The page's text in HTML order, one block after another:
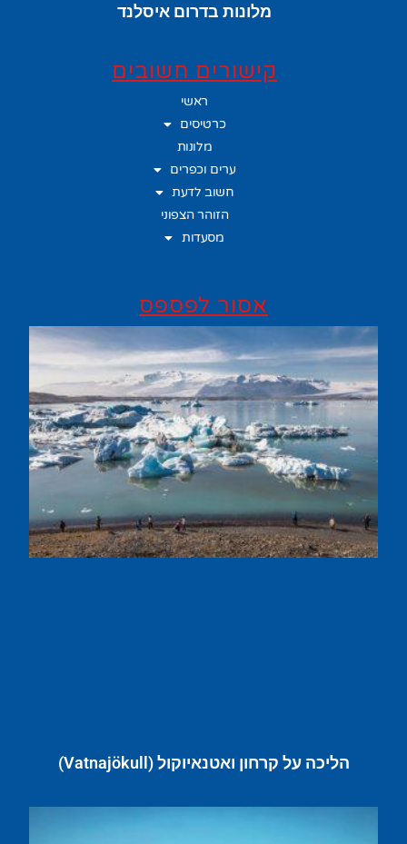
מלונות בדרום איסלנד
קישורים חשובים
ראשי
כרטיסים
מלונות
ערים וכפרים
חשוב לדעת
הזוהר הצפוני
מסעדות
אסור לפספס
הליכה על קרחון ואטנאיוקול (Vatnajökull)